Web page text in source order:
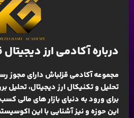
درباره آکادمی ارز
مجموعه آکادمی قزلباش دارای مجوز
تحلیل و تکنیکال ارز دیجیتال، تحلیل
برای ورود به دنیای بازار های مالی
این حوزه و نیز آشنایی با این